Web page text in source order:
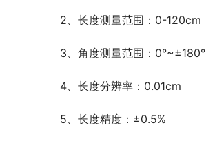
2、长度测量范围：0-120cm
3、角度测量范围：0°~±180°
4、长度分辨率：0.01cm
5、长度精度：±0.5%